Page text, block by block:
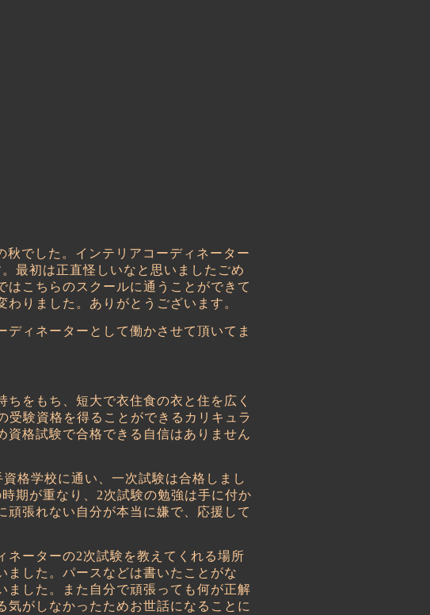
秋でした。インテリアコーディネーター
最初は正直怪しいなと思いましたごめ
はこちらのスクールに通うことができて
りました。ありがとうございます。
ィネーターとして働かさせて頂いてま
をもち、短大で衣住食の衣と住を広く
受験資格を得ることができるカリキュラ
資格試験で合格できる自信はありません
格学校に通い、一次試験は合格しまし
期が重なり、 2次試験の勉強は手に付か
張れない自分が本当に嫌で、応援して
ネーターの2次試験を教えてくれる場所
ました。パースなどは書いたことがな
ました。また自分で頑張っても何が正解
がしなかったためお世話になることに